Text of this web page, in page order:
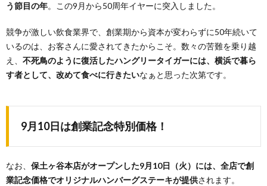
う節目の年。この9月から50周年イヤーに突入しました。
競争が激しい飲食業界で、創業期から資本が変わらずに50年続いて
いるのは、お客さんに愛されてきたからこそ。数々の苦難を乗り越
え、 不死鳥のように復活したハングリータイガーには、横浜で暮ら
す者として、改めて食べに行きたいなぁと思った次第です。
9月10日は創業記念特別価格！
なお、 保土ヶ谷本店がオープンした9月10日（火）には、全店で創
業記念価格でオリジナルハンバーグステーキが提供されます。